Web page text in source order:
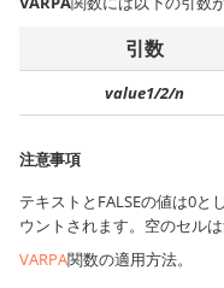
引数
value1/2/n
注意事項
テキストとFALSEの値は0と
ウントされます。空のセルは
VARPA関数の適用方法。